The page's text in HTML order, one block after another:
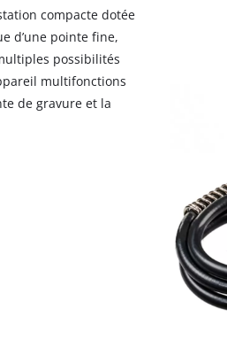
compacte dotée
d’une pointe fine,
possibilités
multifonctions
de gravure et la